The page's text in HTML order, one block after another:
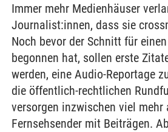
Immer mehr Medienhäuser
Journalist:innen, dass sie
Noch bevor der Schnitt für
begonnen hat, sollen erste
werden, eine Audio-Reportage
die öffentlich-rechtlichen
versorgen inzwischen viel mehr
Fernsehsender mit Beiträgen.